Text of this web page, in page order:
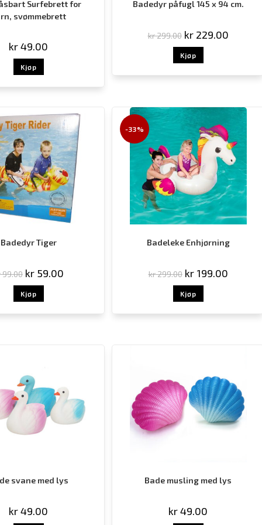
Surfebrett for
svømmebrett
kr49.00
Kjøp
Badedyr påfugl 145 x 94 cm.
kr299.00 kr229.00
Kjøp
Badedyr Tiger
99.00 kr59.00
Kjøp
-33%
Badeleke Enhjørning
kr299.00 kr199.00
Kjøp
svane med lys
kr49.00
Bade musling med lys
kr49.00